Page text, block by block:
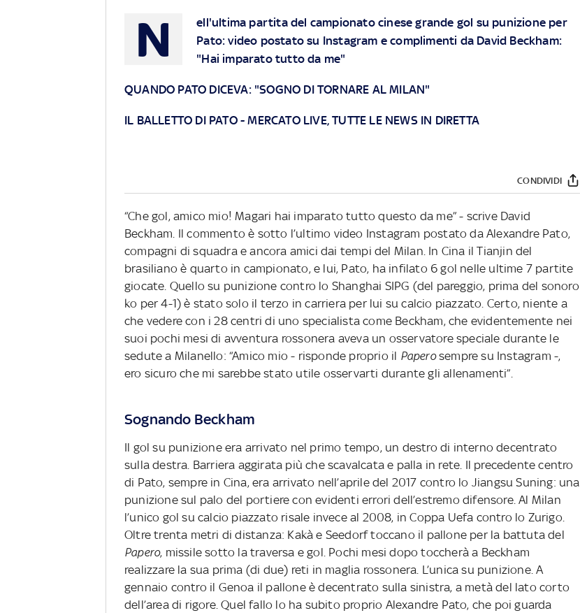
N
ell'ultima partita del campionato cinese grande gol su punizione per
Pato: video postato su Instagram e complimenti da David Beckham:
"Hai imparato tutto da me"
QUANDO PATO DICEVA: "SOGNO DI TORNARE AL MILAN"
IL BALLETTO DI PATO-MERCATO LIVE, TUTTE LE NEWS IN DIRETTA
CONDIVIDI
“Che gol, amico mio! Magari hai imparato tutto questo da me” - scrive David
Beckham. Il commento è sotto l’ultimo video Instagram postato da Alexandre Pato,
compagni di squadra e ancora amici dai tempi del Milan. In Cina il Tianjin del
brasiliano è quarto in campionato, e lui, Pato, ha infilato 6 gol nelle ultime 7 partite
giocate. Quello su punizione contro lo Shanghai SIPG (del pareggio, prima del sonoro
ko per 4-1) è stato solo il terzo in carriera per lui su calcio piazzato. Certo, niente a
che vedere con i 28 centri di uno specialista come Beckham, che evidentemente nei
suoi pochi mesi di avventura rossonera aveva un osservatore speciale durante le
sedute a Milanello: “Amico mio - risponde proprio il Paperosempre su Instagram -,
ero sicuro che mi sarebbe stato utile osservarti durante gli allenamenti”.
Sognando Beckham
Il gol su punizione era arrivato nel primo tempo, un destro di interno decentrato
sulla destra. Barriera aggirata più che scavalcata e palla in rete. Il precedente centro
di Pato, sempre in Cina, era arrivato nell’aprile del 2017 contro lo Jiangsu Suning: una
punizione sul palo del portiere con evidenti errori dell’estremo difensore. Al Milan
l’unico gol su calcio piazzato risale invece al 2008, in Coppa Uefa contro lo Zurigo.
Oltre trenta metri di distanza: Kakà e Seedorf toccano il pallone per la battuta del
Papero, missile sotto la traversa e gol. Pochi mesi dopo toccherà a Beckham
realizzare la sua prima (di due) reti in maglia rossonera. L’unica su punizione. A
gennaio contro il Genoa il pallone è decentrato sulla sinistra, a metà del lato corto
dell’area di rigore. Quel fallo lo ha subito proprio Alexandre Pato, che poi guarda